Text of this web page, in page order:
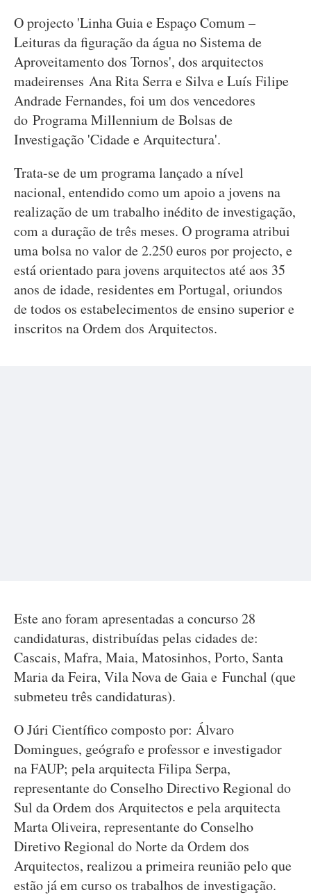
O projecto 'Linha Guia e Espaço Comum –
Leituras da figuração da água no Sistema de
Aproveitamento dos Tornos', dos arquitectos
madeirenses Ana Rita Serra e Silva e Luís Filipe
Andrade Fernandes, foi um dos vencedores
do Programa Millennium de Bolsas de
Investigação 'Cidade e Arquitectura'.
Trata-se de um programa lançado a nível
nacional, entendido como um apoio a jovens na
realização de um trabalho inédito de investigação,
com a duração de três meses. O programa atribui
uma bolsa no valor de 2.250 euros por projecto, e
está orientado para jovens arquitectos até aos 35
anos de idade, residentes em Portugal, oriundos
de todos os estabelecimentos de ensino superior e
inscritos na Ordem dos Arquitectos.
Este ano foram apresentadas a concurso 28
candidaturas, distribuídas pelas cidades de:
Cascais, Mafra, Maia, Matosinhos, Porto, Santa
Maria da Feira, Vila Nova de Gaia e Funchal (que
submeteu três candidaturas).
O Júri Científico composto por: Álvaro
Domingues, geógrafo e professor e investigador
na FAUP; pela arquitecta Filipa Serpa,
representante do Conselho Directivo Regional do
Sul da Ordem dos Arquitectos e pela arquitecta
Marta Oliveira, representante do Conselho
Diretivo Regional do Norte da Ordem dos
Arquitectos, realizou a primeira reunião pelo que
estão já em curso os trabalhos de investigação.